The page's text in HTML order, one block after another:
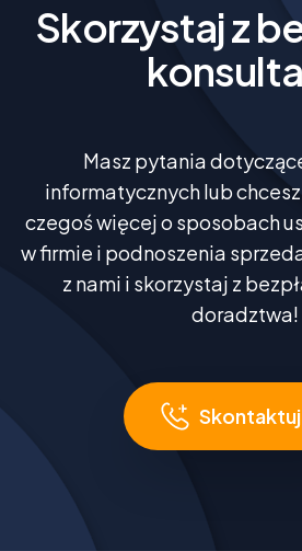
Skorzystaj z
Masz pytania
informatycznych lub
czegoś więcej o sposobach
w firmie i podnoszenia
z nami i skorzystaj z
doradztwa!